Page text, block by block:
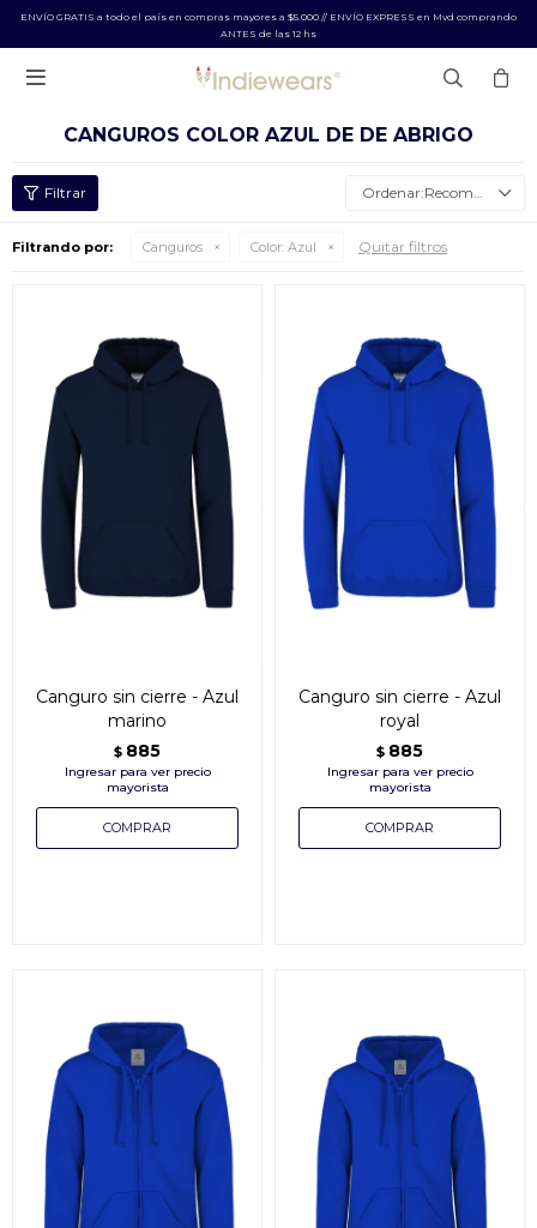
ENVÍO GRATIS a todo el país en compras mayores a $5.000 // ENVÍO EXPRESS en Mvd comprando
ANTES de las 12 hs

CANGUROS COLOR AZUL DE DE ABRIGO
Recomendados
Filtrando por: Canguros Color: Azul Quitar filtros
Canguro sin cierre - Azul
marino
$ 885
Canguro sin cierre - Azul
royal
$ 885